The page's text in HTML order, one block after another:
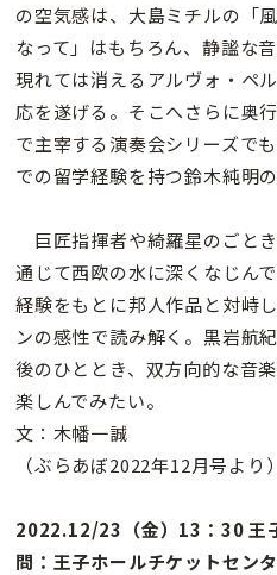
の空気感は、大島ミチルの「
なって」はもちろん、静謐な
現れては消えるアルヴォ・ペ
応を遂げる。そこへさらに奥
で主宰する演奏会シリーズで
での留学経験を持つ鈴木純明
巨匠指揮者や綺羅星のごと
通じて西欧の水に深くなじん
経験をもとに邦人作品と対峙
ンの感性で読み解く。黒岩航
後のひととき、双方向的な音
楽しんでみたい。
文：木幡一誠
（ぶらあぼ2022年12月号より）
2022.12/23（金）13：30 王
問：王子ホールチケットセ